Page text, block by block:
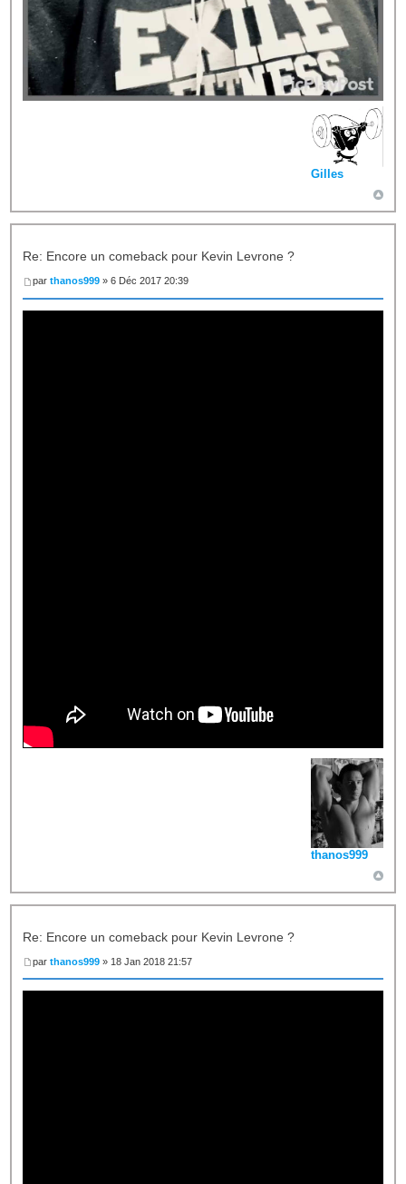
Gilles
Re: Encore un comeback pour Kevin Levrone ?
parthanos999 » 6 Déc 2017 20:39
thanos999
Re: Encore un comeback pour Kevin Levrone ?
parthanos999 » 18 Jan 2018 21:57